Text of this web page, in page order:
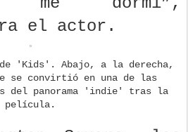
me dormí”,
el actor.
'Kids'. Abajo, a la derecha,
se convirtió en una de las
del panorama 'indie' tras la